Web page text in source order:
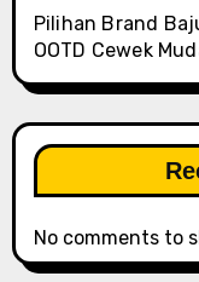
Pilihan Brand
OOTD Cewek
No comments to